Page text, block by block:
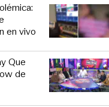
en vivo
Que
de